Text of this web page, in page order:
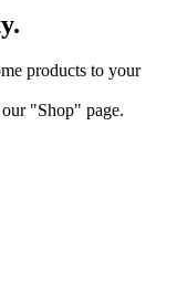
products to your
"Shop" page.